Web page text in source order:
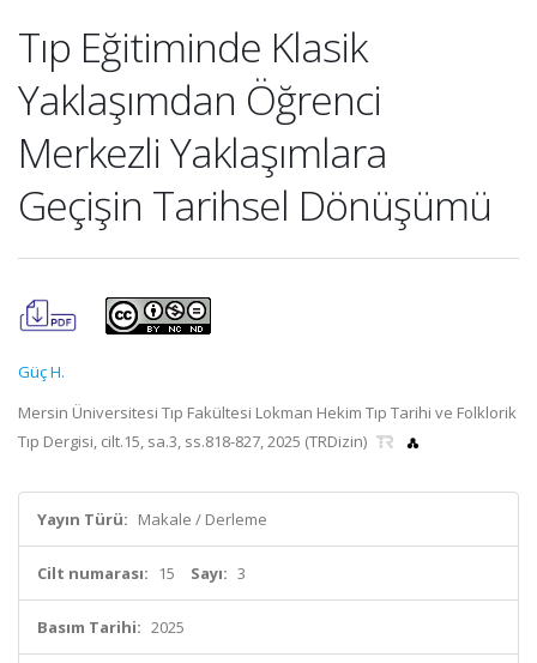
Tıp Eğitiminde Klasik
Yaklaşımdan Öğrenci
Merkezli Yaklaşımlara
Geçişin Tarihsel Dönüşümü
Güç H.
Mersin Üniversitesi Tıp Fakültesi Lokman Hekim Tıp Tarihi ve Folklorik
Tıp Dergisi, cilt.15, sa.3, ss.818-827, 2025 (TRDizin)
Yayın Türü: Makale / Derleme
Cilt numarası: 15 Sayı: 3
Basım Tarihi: 2025